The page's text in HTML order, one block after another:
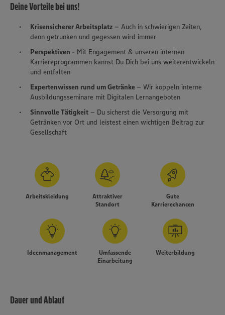
Deine Vorteile bei uns!
Krisensicherer Arbeitsplatz – Auch in schwierigen Zeiten,
denn getrunken und gegessen wird immer
Perspektiven - Mit Engagement & unseren internen
Karriereprogrammen kannst Du Dich bei uns weiterentwickeln
und entfalten
Expertenwissen rund um Getränke – Wir koppeln interne
Ausbildungsseminare mit Digitalen Lernangeboten
Sinnvolle Tätigkeit – Du sicherst die Versorgung mit
Getränken vor Ort und leistest einen wichtigen Beitrag zur
Gesellschaft
Arbeitskleidung
Attraktiver
Standort
Gute
Karrierechancen
Ideenmanagement
Umfassende
Einarbeitung
Weiterbildung
Dauer und Ablauf